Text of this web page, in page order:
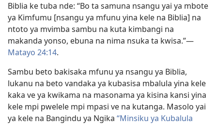
Biblia ke tuba nde: “Bo ta samuna nsangu yai ya mbote
ya Kimfumu [nsangu ya mfunu yina kele na Biblia] na
ntoto ya mvimba sambu na kuta kimbangi na
makanda yonso, ebuna na nima nsuka ta kwisa.”—
Matayo 24:14.
Sambu beto bakisaka mfunu ya nsangu ya Biblia,
lukanu na beto vandaka ya kubasisa mbalula yina kele
kaka ve ya kwikama na masonama ya kisina kansi yina
kele mpi pwelele mpi mpasi ve na kutanga. Masolo yai
ya kele na Bangindu ya Ngika “Minsiku ya Kubalula